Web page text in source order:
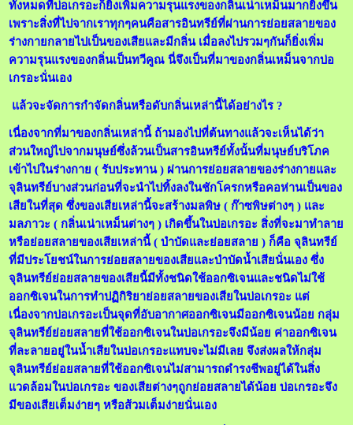
ทั้งหมดที่บ่อเกรอะก็ยิ่งเพิ่มความรุนแรงของกลิ่นเน่าเหม็นมากยิ่งขึ้น
เพราะสิ่งที่ไปจากเราทุกๆคนคือสารอินทรีย์ที่ผ่านการย่อยสลายของ
ร่างกายกลายไปเป็นของเสียและมีกลิ่น เมื่อลงไปรวมๆกันก็ยิ่งเพิ่ม
ความรุนแรงของกลิ่นเป็นทวีคูณ นี่จึงเป็นที่มาของกลิ่นเหม็นจากบ่อ
เกรอะนั่นเอง
แล้วจะจัดการกำจัดกลิ่นหรือดับกลิ่นเหล่านี้ได้อย่างไร ?
เนื่องจากที่มาของกลิ่นเหล่านี้ ถ้ามองไปที่ต้นทางแล้วจะเห็นได้ว่า
ส่วนใหญ่ไปจากมนุษย์ซึ่งล้วนเป็นสารอินทรีย์ทั้งนั้นที่มนุษย์บริโภค
เข้าไปในร่างกาย ( รับประทาน ) ผ่านการย่อยสลายของร่างกายและ
จุลินทรีย์บางส่วนก่อนที่จะนำไปทิ้งลงในชักโครกหรือคอห่านเป็นของ
เสียในที่สุด ซึ่งของเสียเหล่านี้จะสร้างมลพิษ ( ก๊าซพิษต่างๆ ) และ
มลภาวะ ( กลิ่นเน่าเหม็นต่างๆ ) เกิดขึ้นในบ่อเกรอะ สิ่งที่จะมาทำลาย
หรือย่อยสลายของเสียเหล่านี้ ( บำบัดและย่อยสลาย ) ก็คือ จุลินทรีย์
ที่มีประโยชน์ในการย่อยสลายของเสียและบำบัดน้ำเสียนั่นเอง ซึ่ง
จุลินทรีย์ย่อยสลายของเสียนี้มีทั้งชนิดใช้ออกซิเจนและชนิดไม่ใช้
ออกซิเจนในการทำปฏิกิริยาย่อยสลายของเสียในบ่อเกรอะ แต่
เนื่องจากบ่อเกรอะเป็นจุดที่อับอากาศออกซิเจนมีออกซิเจนน้อย กลุ่ม
จุลินทรีย์ย่อยสลายที่ใช้ออกซิเจนในบ่อเกรอะจึงมีน้อย ค่าออกซิเจน
ที่ละลายอยู่ในน้ำเสียในบ่อเกรอะแทบจะไม่มีเลย จึงส่งผลให้กลุ่ม
จุลินทรีย์ย่อยสลายที่ใช้ออกซิเจนไม่สามารถดำรงชีพอยู่ได้ในสิ่ง
แวดล้อมในบ่อเกรอะ ของเสียต่างๆถูกย่อยสลายได้น้อย บ่อเกรอะจึง
มีของเสียเต็มง่ายๆ หรือส้วมเต็มง่ายนั่นเอง